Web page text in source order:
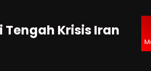
Krisis Iran